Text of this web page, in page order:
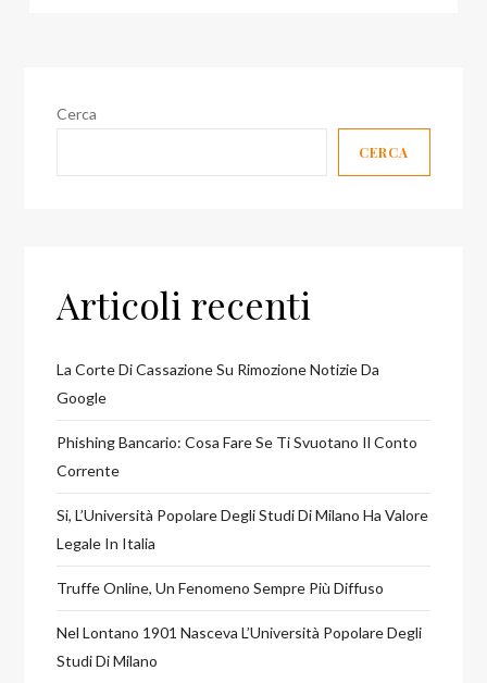
Cerca
CERCA
Articoli recenti
La Corte Di Cassazione Su Rimozione Notizie Da
Google
Phishing Bancario: Cosa Fare Se Ti Svuotano Il Conto
Corrente
Si, L’Università Popolare Degli Studi Di Milano Ha Valore
Legale In Italia
Truffe Online, Un Fenomeno Sempre Più Diffuso
Nel Lontano 1901 Nasceva L’Università Popolare Degli
Studi Di Milano